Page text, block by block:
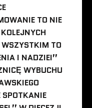
TO NIE
WSZYSTKIM TO
I NADZIEI”
WYBUCHU
SPOTKANIE